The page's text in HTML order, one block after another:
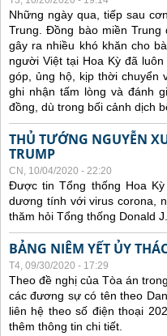
Những ngày qua, tiếp sau
Trung. Đồng bào miền
gây ra nhiều khó khăn cho
người Việt tại Hoa Kỳ đã
góp, ủng hộ, kịp thời chuyển
ghi nhận tấm lòng và đánh
đồng, dù trong bối cảnh dịch
THỦ TƯỚNG NGUYỄN
TRUMP
CN, 10/04/2020 - 22:20
Được tin Tổng thống Hoa
dương tính với virus corona,
thăm hỏi Tổng thống Donald
BẢNG NIÊM YẾT ỦY
T4, 09/30/2020 - 17:29
Theo đề nghị của Tòa án
các đương sự có tên theo
liên hệ theo số điện thoại
thêm thông tin chi tiết.